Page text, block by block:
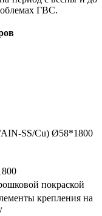
ГВС.
SS/Cu) Ø58*1800
покраской
крепления на